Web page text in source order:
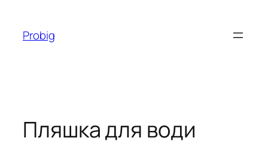
вмісту
Probig
Пляшка для води